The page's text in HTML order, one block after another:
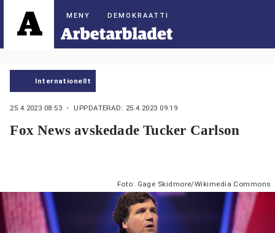
DEMOKRAATTI
Internationellt
25.4.2023 08:53 ・ UPPDATERAD: 25.4.2023 09:19
Fox News avskedade Tucker Carlson
Foto: Gage Skidmore/Wikimedia Commons